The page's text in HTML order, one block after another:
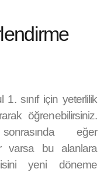
1. sınıf için yeterlilik
öğrenebilirsiniz.
eğer
varsa bu alanlara
yeni döneme